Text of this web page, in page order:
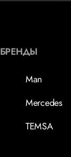
БРЕНДЫ
Man
Mercedes
TEMSA